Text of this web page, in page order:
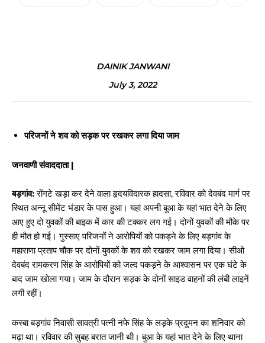
DAINIK JANWANI
July 3, 2022
परिजनों ने शव को सड़क पर रखकर लगा दिया जाम
जनवाणी संवाददाता |
बड़गांव:रोंगटे खड़ा कर देने वाला हृदयविदारक हादसा, रविवार को देवबंद मार्ग पर
स्थित अन्नू सीमेंट भंडार के पास हुआ। यहां अपनी बुआ के यहां भात देने के लिए
आए हुए दो युवकों की बाइक में कार की टक्कर लग गई। दोनों युवकों की मौके पर
ही मौत हो गई। गुस्साए परिजनों ने आरोपियों को पकड़ने के लिए बड़गांव के
महाराणा प्रताप चौक पर दोनों युवकों के शव को रखकर जाम लगा दिया। सीओ
देवबंद रामकरण सिंह के आरोपियों को जल्द पकड़ने के आश्वासन पर एक घंटे के
बाद जाम खोला गया। जाम के दौरान सड़क के दोनों साइड वाहनों की लंबी लाइनें
लगी रहीं।
कस्बा बड़गांव निवासी सावत्री पत्नी नफे सिंह के लड़के प्रदुमन का शनिवार को
मढ़ा था। रविवार की सुबह बरात जानी थी। बुआ के यहां भात देने के लिए थाना